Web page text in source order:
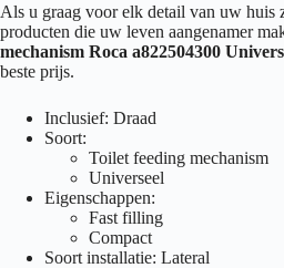
Als u graag voor elk detail van uw huis
producten die uw leven aangenamer
mechanism Roca a822504300
beste prijs.
Inclusief: Draad
Soort:
Toilet feeding mechanism
Universeel
Eigenschappen:
Fast filling
Compact
Soort installatie: Lateral